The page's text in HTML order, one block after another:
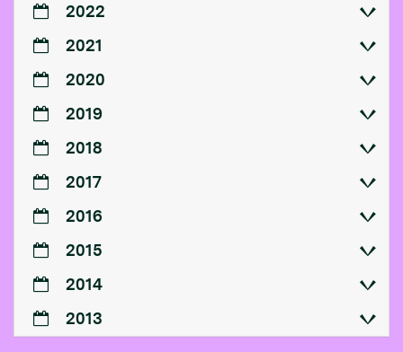
2022
2021
2020
2019
2018
2017
2016
2015
2014
2013